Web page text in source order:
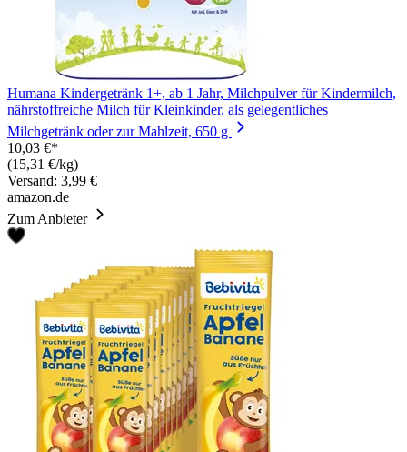
Humana Kindergetränk 1+, ab 1 Jahr, Milchpulver für Kindermilch,
nährstoffreiche Milch für Kleinkinder, als gelegentliches
Milchgetränk oder zur Mahlzeit, 650 g
10,03 €*
(15,31 €/kg)
Versand: 3,99 €
amazon.de
Zum Anbieter